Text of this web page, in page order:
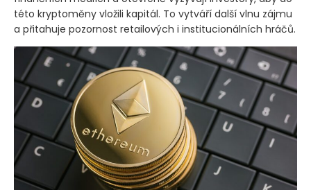
této kryptoměny vložili kapitál. To vytváří další vlnu zájmu
a přitahuje pozornost retailových i institucionálních hráčů.